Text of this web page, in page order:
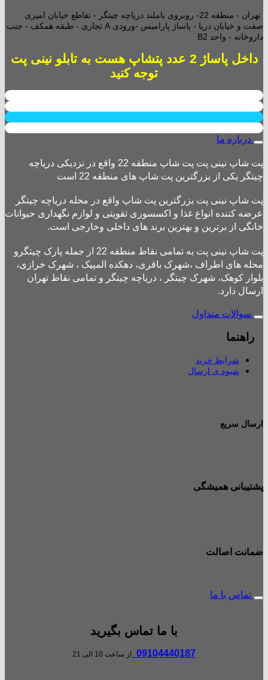
تهران - منطقه 22- روبروی باملند دریاچه چیتگر - تقاطع خیابان امیری
صفت و خیابان دریا - پاساژ پارامیس -ورودی A تجاری -
طبقه همکف - جنب
داروخانه - واحد B2
داخل پاساژ 2 عدد پتشاپ هست به تابلو نینی پت
توجه کنید
درباره ما
پت شاپ نینی پت پت شاپ منطقه 22 واقع در نزدیکی دریاچه
چیتگر یکی از بزرگترین پت شاپ های منطقه 22 است
پت شاپ نینی پت بزرگترین پت شاپ واقع در محله دریاچه چیتگر
عرضه کننده انواع غذا و اکسسوری تقویتی و لوازم نگهداری حیوانات
خانگی از برترین و بهترین برند های داخلی وخارجی است.
پت شاپ نینی پت به تمامی نقاط منطقه 22 از جمله پارک چیتگرو
محله های اطراف ،شهرک باقری، دهکده المپیک ، شهرک خرازی،
بلوار کوهک، شهرک چیتگر ، دریاچه چیتگر و تمامی نقاط تهران
ارسال دارد.
سوالات متداول
راهنما
شرایط خرید
شیوه ی ارسال
ارسال سریع
پشتیبانی همیشگی
ضمانت اصالت
تماس با ما
با ما تماس بگیرید
09104440187 از ساعت 10 الی 21